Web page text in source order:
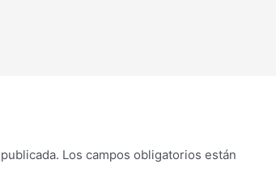
Los campos obligatorios están